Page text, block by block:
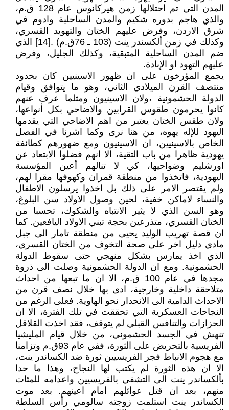
المدن التي تم احتلالها زمن هيركانوس عام 128 ق.م،
والذي هاجم بدوره شكيم والمدن الساحلية وادوم في
شرق الاردن، وفرض عليهم الختان والتهويد القسري،
وكذلك في زمن ألكسندر ينت (103 ـ 76ق.م) .[14] الذي
ضم المدن الساحلية المتبقية، وكذلك الجليل، وفرض
عليهم التهود او الإبادة.
يجمع المؤرخون على ان ظهور الاسينيين كان بحدود
منتصف القرن الميلادي الثاني، وهو ما يتوافق وقيام
الدولة الحشمونية ،ولان الاسينيون ومثلما عرف عنهم
كانوا يحرمون طقوس القرابين والاضاحي بكل أنواعها،
ولان طقس الختان يعتبر من اهم الاضاحي التي يقدمها
اليهود للإله يهوه، من هنا نرى وكما اشرنا في الفصل
الخاص بالاسينيين، ان الاسينيون ومع ضهورهم كطائفة
يهودية ظاهرا من باب التقية، الا انهم فضلوا الابتعاد عن
اورشليم وضواحيها، كي لا تنالهم أعين المؤسسة
اليهودية، فاتخذوا من منطقة قمران وكهوفها مقرا لهم،
ولم يقتصر الامر على ذلك بل اخذوا يرسلون الاطفال
والنساء لاماكن خفية، لحين وصول الاولاد سن البلوغ،
وهو السن الذي لا يثير الانتباه والشكوك، تحسبا من
الختان القسري، متذرعين بحجة تبني الاولاد اليافعين. كما
ان قصة تهريب الوليد يحيى من منطقة تامار الى جبل
مادي دليل اخر على صحة التخوف من الختان القسري،
الذي اخذ يمارس بشكل منهجي حتى سقوط الدولة
الحشمونية. ومع ان الدولة الحشمونية وصلت الى ذروة
مجدها في عام 100 ق.م، الا ان ما تبعها من احداث
متلاحقة داخلية وخارجية، ادى بها خلال نصف قرن من
الاحداث الدامية الى الانحدار نحو الهاوية. فعلى الرغم من
النجاحات العسكرية التي تحققت في تلك الفترة، الا ان
الحزازات والتنافس القبلي لم يتوقف، فقد اخذت القلاقل
تنهش في الجسد الحشموني، من خلال قيام المليشيا
الفريسية بالتحريض على الثورة، ففي عام 93ق.م وتزامنا
مع هجوم الانباط فجر الفريسيين ثورة ضد الكساندر ينت،
الا ان هذه الثورة لم يكتب لها النجاح، وهذا ما حدا
بألكساندر ينت الى التشفي بالفريسيين واعدامه للمئات
منهم، بعد ان قتل عوائلهم امام اعينهم. بعد موت
الكساندر ينت استلمت زوجته سالومي رأس السلطة